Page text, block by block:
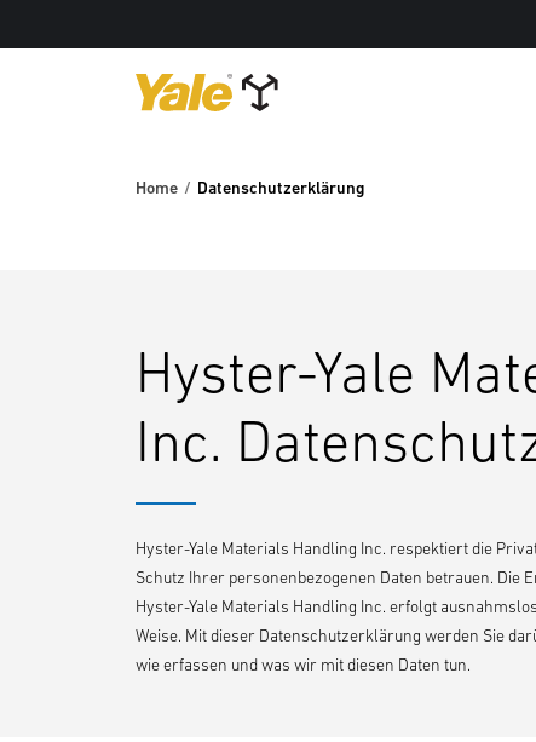
Home Datenschutzerklärung
Hyster-Yale
Inc.
Hyster-Yale Materials Handling Inc. respektiert die
Schutz Ihrer personenbezogenen Daten betrauen. Die
Hyster-Yale Materials Handling Inc. erfolgt
Weise. Mit dieser Datenschutzerklärung werden Sie
wie erfassen und was wir mit diesen Daten tun.